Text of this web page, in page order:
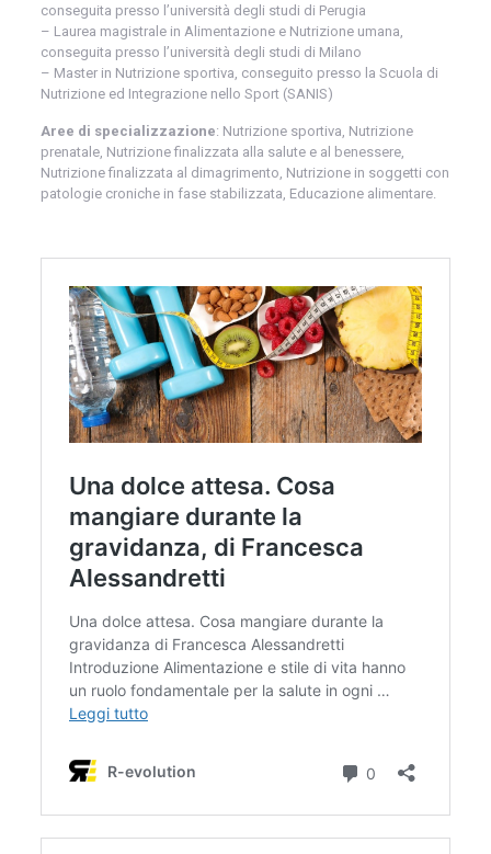
conseguita presso l’università degli studi di Perugia
– Laurea magistrale in Alimentazione e Nutrizione umana,
conseguita presso l’università degli studi di Milano
– Master in Nutrizione sportiva, conseguito presso la Scuola di
Nutrizione ed Integrazione nello Sport (SANIS)
Aree di specializzazione: Nutrizione sportiva, Nutrizione
prenatale, Nutrizione finalizzata alla salute e al benessere,
Nutrizione finalizzata al dimagrimento, Nutrizione in soggetti con
patologie croniche in fase stabilizzata, Educazione alimentare.